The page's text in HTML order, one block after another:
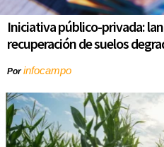
Iniciativa público-privada:
recuperación de suelos
Porinfocampo